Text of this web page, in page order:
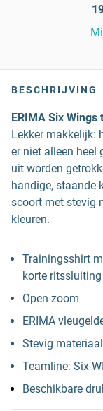
BESCHRIJVING
ERIMA Six
Lekker makkelijk:
er niet alleen heel
uit worden
handige, staande
scoort met stevig
kleuren.
Trainingsshirt
korte ritssluiting
Open zoom
ERIMA
Stevig
Teamline: Six
Beschikbare